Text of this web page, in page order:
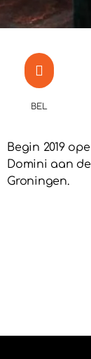
BEL
Begin 2019
Domini aan
Groningen.